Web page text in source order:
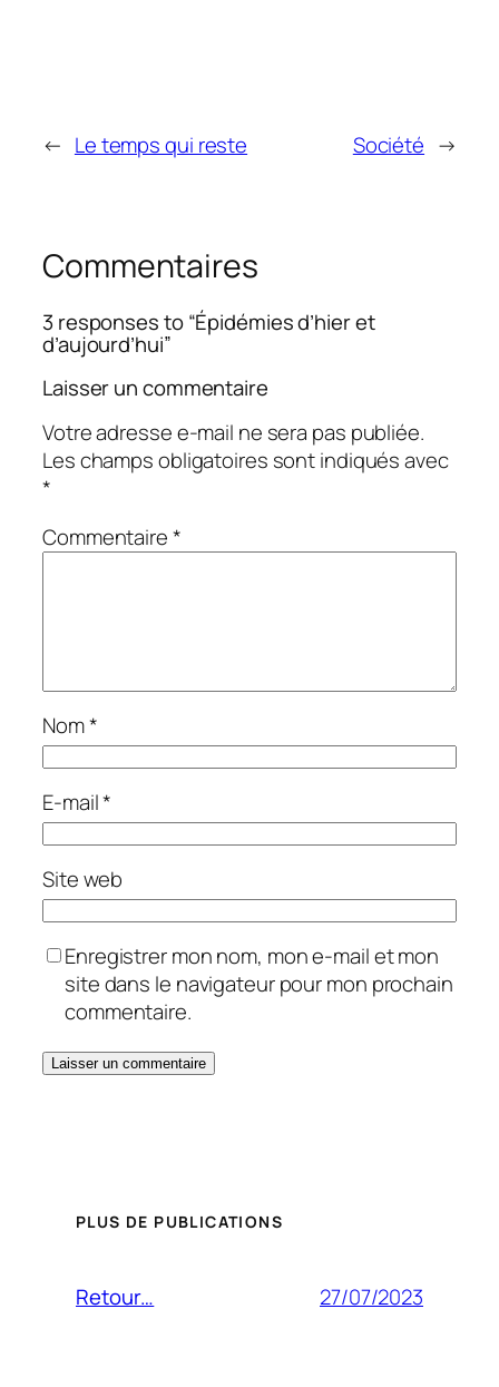
← Le temps qui reste Société →
Commentaires
3 responses to “Épidémies d’hier et
d’aujourd’hui”
Laisser un commentaire
Votre adresse e-mail ne sera pas publiée.
Les champs obligatoires sont indiqués avec
*
Commentaire*
Nom*
E-mail*
Site web
Enregistrer mon nom, mon e-mail et mon
site dans le navigateur pour mon prochain
commentaire.
PLUS DE PUBLICATIONS
Retour… 27/07/2023